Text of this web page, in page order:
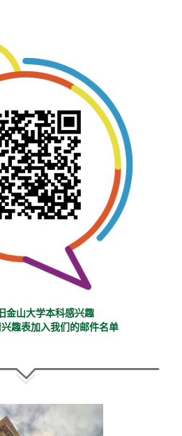
金山大学本科感兴趣
趣表加入我们的邮件名单